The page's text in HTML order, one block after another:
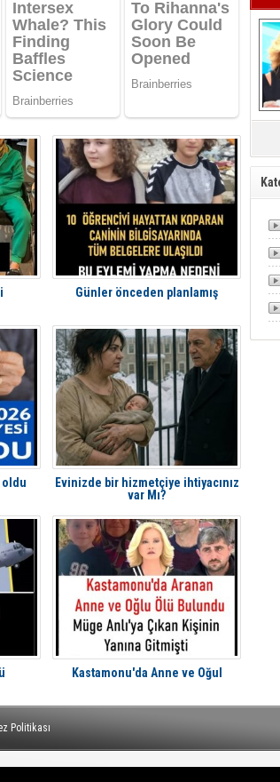
Günler önceden planlamış
oldu
Evinizde bir hizmetçiye ihtiyacınız
var Mı?
Kastamonu'da Anne ve Oğul
Politikası